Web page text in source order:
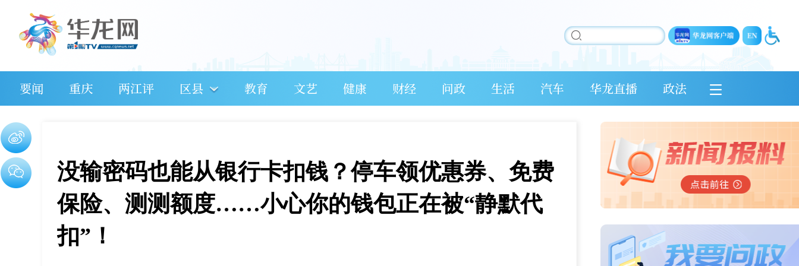
要闻 重庆 两江评 区县 教育 文艺 健康 财经 问政 生活 汽车 华龙直播 政法
没输密码也能从银行卡扣钱？停车领优惠券、免费
保险、测测额度……小心你的钱包正在被“静默代
扣”！